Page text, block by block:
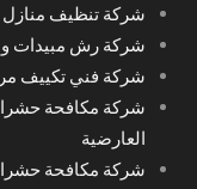
شركة تنظيف منازل
شركة رش مبيدات و
شركة فني تكييف
شركة مكافحة
العارضية
شركة مكافحة